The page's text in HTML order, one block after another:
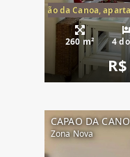
mar Capão da Canoa,
260 m² 4
CAPAO DA
Zona Nova